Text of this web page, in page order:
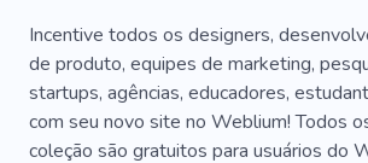
Comprar
Direitos Autorais
Centenas
Papel Principal
Pagar
Prático
Serviços Profissionais
Incentive todos os designers,
de produto, equipes de marketing,
startups, agências, educadores,
com seu novo site no Weblium! Todos
coleção são gratuitos para usuários do